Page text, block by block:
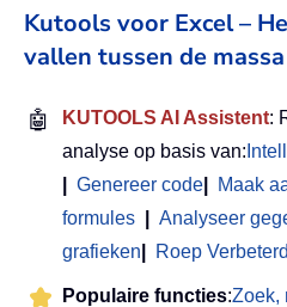
Kutools voor Excel –
vallen tussen de massa
🤖 KUTOOLS AI Assistent:
analyse op basis van:
Genereer code
Maak
formules
Analyseer
grafieken
Roep
Populaire functies:Zoek,